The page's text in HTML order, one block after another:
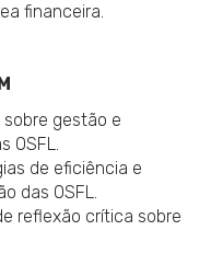
financeira.
gestão e
OSFL.
de eficiência e
das OSFL.
reflexão crítica sobre